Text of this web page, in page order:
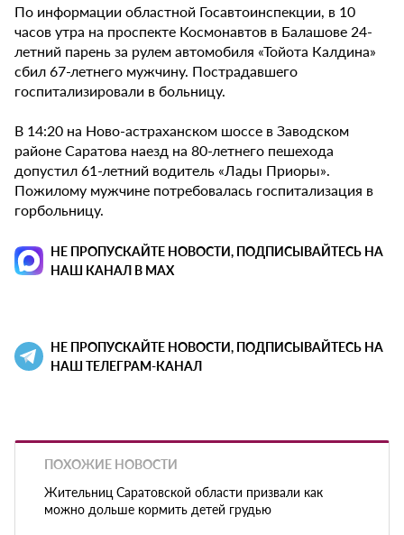
По информации областной Госавтоинспекции, в 10
часов утра на проспекте Космонавтов в Балашове 24-
летний парень за рулем автомобиля «Тойота Калдина»
сбил 67-летнего мужчину. Пострадавшего
госпитализировали в больницу.
В 14:20 на Ново-астраханском шоссе в Заводском
районе Саратова наезд на 80-летнего пешехода
допустил 61-летний водитель «Лады Приоры».
Пожилому мужчине потребовалась госпитализация в
горбольницу.
НЕ ПРОПУСКАЙТЕ НОВОСТИ, ПОДПИСЫВАЙТЕСЬ НА
НАШ КАНАЛ В MAX
НЕ ПРОПУСКАЙТЕ НОВОСТИ, ПОДПИСЫВАЙТЕСЬ НА
НАШ ТЕЛЕГРАМ-КАНАЛ
ПОХОЖИЕ НОВОСТИ
Жительниц Саратовской области призвали как
можно дольше кормить детей грудью